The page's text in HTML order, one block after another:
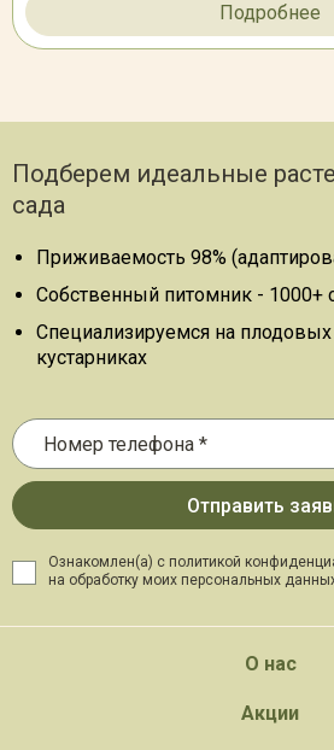
Подробнее
Подберем идеальные
сада
Приживаемость 98%
Собственный питомник - 1000+
Специализируемся на
кустарниках
Ознакомлен(а) с политикой
на обработку моих персональных
О нас
Акции